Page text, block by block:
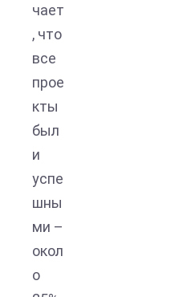
чает
, что
все
прое
кты
был
и
успе
шны
ми –
окол
о